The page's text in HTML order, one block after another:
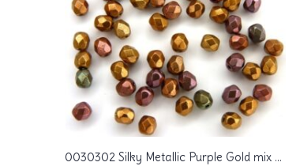
0030302 Silky Metallic Purple Gold mix Czech Glass Facet Firepolish 4mm 50 stuks